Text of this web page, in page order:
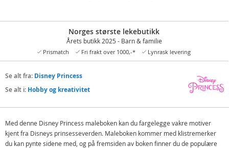
Norges største lekebutikk
Årets butikk 2025 - Barn & familie
Prismatch Fri frakt over 1000,-* Lynrask levering
Se alt fra: Disney Princess
Se alt i: Hobby og kreativitet
Med denne Disney Princess maleboken kan du fargelegge vakre motiver
kjent fra Disneys prinsesseverden. Maleboken kommer med klistremerker
du kan pynte sidene med, og på fremsiden av boken finner du de populære